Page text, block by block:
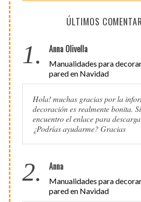
ÚLTIMOS
1. Anna Olivella
Manualidades para
pared en Navidad
Hola! muchas gracias por la
decoración es realmente bonita.
encuentro el enlace para
¿Podrías ayudarme? Gracias
2. Anna
Manualidades para
pared en Navidad